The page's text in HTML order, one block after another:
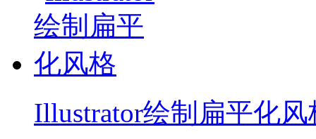
Illustrator绘制扁平化风